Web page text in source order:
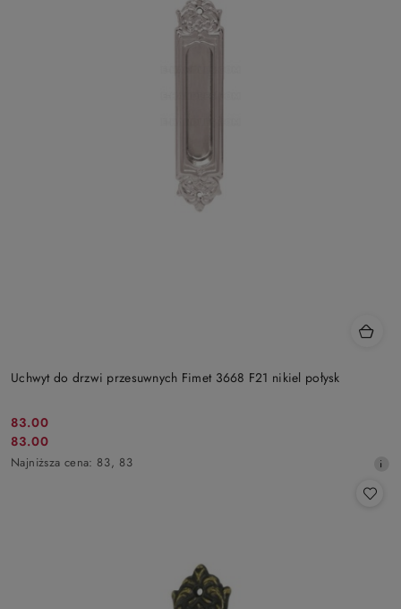
Uchwyt do drzwi przesuwnych Fimet 3668 F21 nikiel połysk
Cena
promocyjna:
83.00
Cena
promocyjna:
83.00
Najniższa
Najniższa cena: 83, 83